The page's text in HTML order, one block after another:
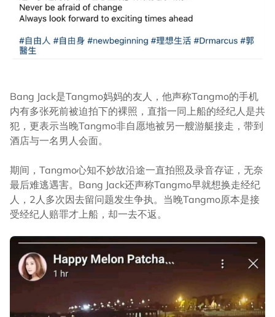
Bang Jack是Tangmo妈妈的友人，他声称Tangmo的手机
内有多张死前被迫拍下的裸照，直指一同上船的经纪人是共
犯，更表示当晚Tangmo非自愿地被另一艘游艇接走，带到
酒店与一名男人会面。
期间，Tangmo心知不妙故沿途一直拍照及录音存证，无奈
最后难逃遇害。Bang Jack还声称Tangmo早就想换走经纪
人，2人多次因去留问题发生争执。当晚Tangmo原本是接
受经纪人赔罪才上船，却一去不返。